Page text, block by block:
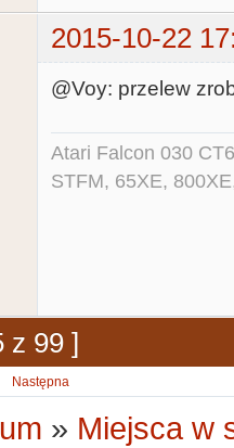
2015-10-22
@Voy: przelew
Atari Falcon 030
STFM, 65XE,
z 99 ]
Następna
» Miejsca w